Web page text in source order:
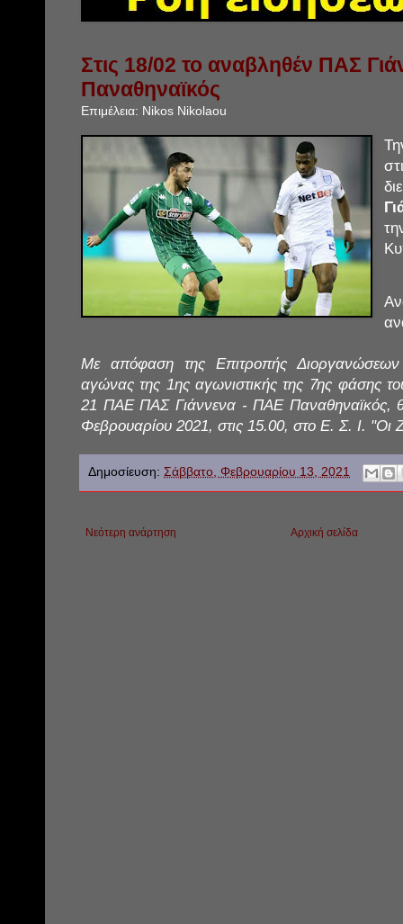
Στις 18/02 το αναβληθέν ΠΑΣ
Παναθηναϊκός
Επιμέλεια: Nikos Nikolaou
Με απόφαση της Επιτροπής
αγώνας της 1ης αγωνιστικής της 7ης φάσης
21 ΠΑΕ ΠΑΣ Γιάννενα - ΠΑΕ Παναθηναϊκός,
Φεβρουαρίου 2021, στις 15.00, στο Ε. Σ. Ι. "Οι
Δημοσίευση: Σάββατο, Φεβρουαρίου 13, 2021
Νεότερη ανάρτηση Αρχική σελίδα